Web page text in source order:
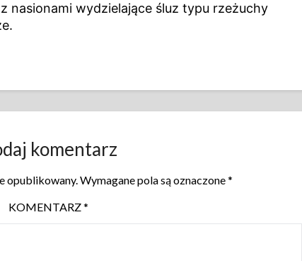
nasionami wydzielające śluz typu rzeżuchy
komentarz
opublikowany. Wymagane pola są oznaczone*
KOMENTARZ*